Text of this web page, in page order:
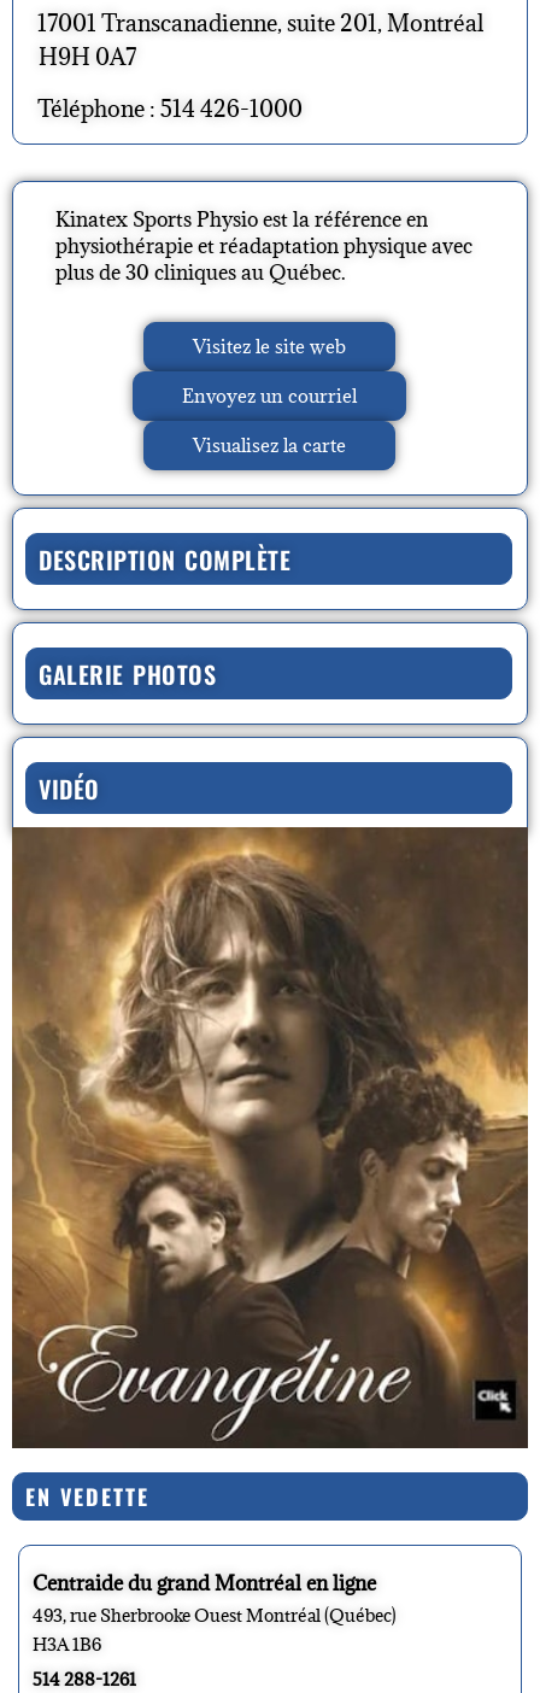
17001 Transcanadienne, suite 201, Montréal
H9H 0A7
Téléphone : 514 426-1000
Kinatex Sports Physio est la référence en
physiothérapie et réadaptation physique avec
plus de 30 cliniques au Québec.
Visitez le site web
Envoyez un courriel
Visualisez la carte
DESCRIPTION COMPLÈTE
GALERIE PHOTOS
VIDÉO
EN VEDETTE
Centraide du grand Montréal en ligne
493, rue Sherbrooke Ouest Montréal (Québec)
H3A 1B6
514 288-1261